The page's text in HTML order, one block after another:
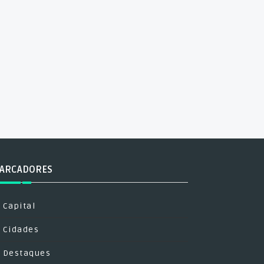
Capital
Cidades
Destaques